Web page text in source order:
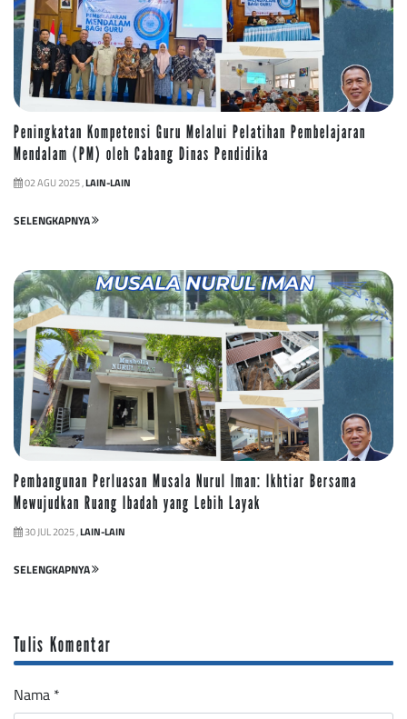
Peningkatan Kompetensi Guru Melalui Pelatihan Pembelajaran
Mendalam (PM) oleh Cabang Dinas Pendidika
02 AGU 2025 ,LAIN-LAIN
SELENGKAPNYA
Pembangunan Perluasan Musala Nurul Iman: Ikhtiar Bersama
Mewujudkan Ruang Ibadah yang Lebih Layak
30 JUL 2025 ,LAIN-LAIN
SELENGKAPNYA
Tulis Komentar
Nama *